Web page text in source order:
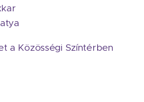
a Közösségi Színtérben